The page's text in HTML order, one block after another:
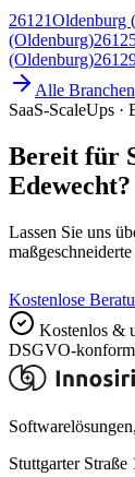
26121Oldenburg
(Oldenburg)
(Oldenburg)
Alle
SaaS-ScaleUps ·
Bereit für
Edewecht?
Lassen Sie uns
Kostenlose
Kostenlos &
DSGVO-konform
Stuttgarter Straße